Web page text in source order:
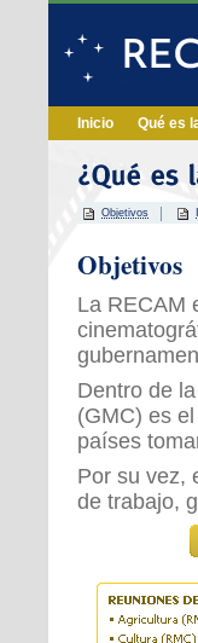
Inicio Qué es
Objetivos
Objetivos
La RECAM
Dentro de
(GMC) es
países
Por su vez,
de trabajo,